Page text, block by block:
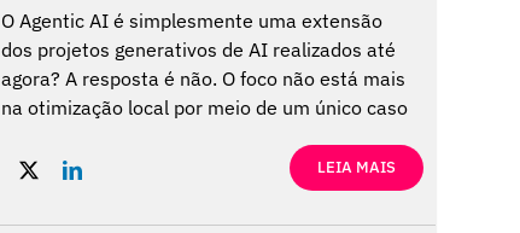
O Agentic AI é simplesmente uma extensão
dos projetos generativos de AI realizados até
agora? A resposta é não. O foco não está mais
na otimização local por meio de um único caso
principais processos de negócios para extrair
valor tangível e mensurável. Um agente não é
um assistente com outra marca. Um assistente
LEIA MAIS